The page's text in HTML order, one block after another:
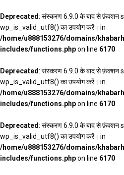
Deprecated: संस्करण 6.9.0 के बाद से
wp_is_valid_utf8() का उपयोग करें। in
/home/u888153276/domains/
includes/functions.phpon line 6170
Deprecated: संस्करण 6.9.0 के बाद से
wp_is_valid_utf8() का उपयोग करें। in
/home/u888153276/domains/
includes/functions.phpon line 6170
Deprecated: संस्करण 6.9.0 के बाद से
wp_is_valid_utf8() का उपयोग करें। in
/home/u888153276/domains/
includes/functions.phpon line 6170